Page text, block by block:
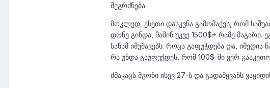
შეგრძნება.
მოკლედ, ესეთი დასკვნა გამომაქვს, რომ
დონე გინდა, მაშინ უკვე 1500$+ რამე მაგარი.
სანამ იმუშავებს. როცა გაფუჭდება და,
რა უნდა გაუფუჭდეს, რომ 100$-ში ვერ
ძმაკაცს მგონი ისევ 27-ს და გადამყვანს